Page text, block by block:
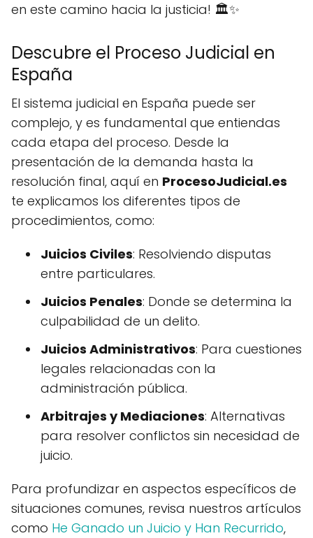
en este camino hacia la justicia! 🏛️✨
Descubre el Proceso Judicial en
España
El sistema judicial en España puede ser
complejo, y es fundamental que entiendas
cada etapa del proceso. Desde la
presentación de la demanda hasta la
resolución final, aquí en ProcesoJudicial.es
te explicamos los diferentes tipos de
procedimientos, como:
Juicios Civiles: Resolviendo disputas
entre particulares.
Juicios Penales: Donde se determina la
culpabilidad de un delito.
Juicios Administrativos: Para cuestiones
legales relacionadas con la
administración pública.
Arbitrajes y Mediaciones: Alternativas
para resolver conflictos sin necesidad de
juicio.
Para profundizar en aspectos específicos de
situaciones comunes, revisa nuestros artículos
como He Ganado un Juicio y Han Recurrido,